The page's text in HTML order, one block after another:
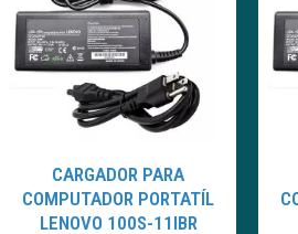
CARGADOR PARA
COMPUTADOR PORTATÍL
LENOVO 100S-11IBR